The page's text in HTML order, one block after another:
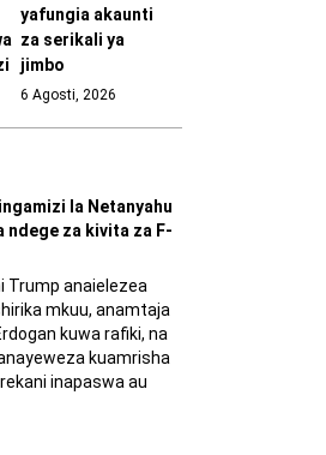
yafungia akaunti
za serikali ya
jimbo
6 Agosti, 2026
la Netanyahu
ndege za kivita za F-
Trump anaielezea
mkuu, anamtaja
kuwa rafiki, na
kuamrisha
inapaswa au